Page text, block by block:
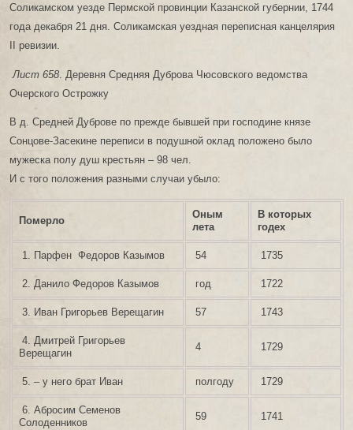
Соликамском уезде Пермской провинции Казанской губернии, 1744
года декабря 21 дня. Соликамская уездная переписная канцелярия
II ревизии.
Лист 658 . Деревня Средняя Дуброва Чюсовского ведомства
Очерского Острожку
В д. Средней Дуброве по прежде бывшей при господине князе
Сонцове-Засекине переписи в подушной оклад положено было
мужеска полу душ крестьян – 98 чел.
И с того положения разными случаи убыло:
Померло
Оным
лета
В которых
годех
1. Парфен Федоров Казымов 54 1735
2. Данило Федоров Казымов год 1722
3. Иван Григорьев Верещагин 57 1743
4. Дмитрей Григорьев
Верещагин
4 1729
5. – у него брат Иван полгоду 1729
6. Абросим Семенов
Солоденников
59 1741